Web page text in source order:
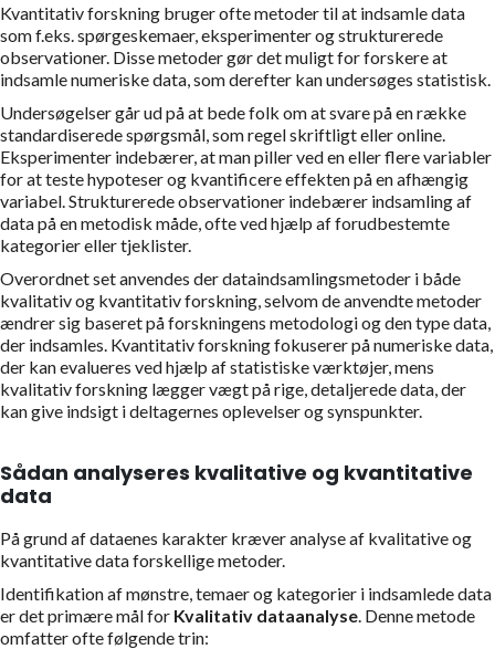
Kvantitativ forskning bruger ofte metoder til at indsamle data
som f.eks. spørgeskemaer, eksperimenter og strukturerede
observationer. Disse metoder gør det muligt for forskere at
indsamle numeriske data, som derefter kan undersøges statistisk.
Undersøgelser går ud på at bede folk om at svare på en række
standardiserede spørgsmål, som regel skriftligt eller online.
Eksperimenter indebærer, at man piller ved en eller flere variabler
for at teste hypoteser og kvantificere effekten på en afhængig
variabel. Strukturerede observationer indebærer indsamling af
data på en metodisk måde, ofte ved hjælp af forudbestemte
kategorier eller tjeklister.
Overordnet set anvendes der dataindsamlingsmetoder i både
kvalitativ og kvantitativ forskning, selvom de anvendte metoder
ændrer sig baseret på forskningens metodologi og den type data,
der indsamles. Kvantitativ forskning fokuserer på numeriske data,
der kan evalueres ved hjælp af statistiske værktøjer, mens
kvalitativ forskning lægger vægt på rige, detaljerede data, der
kan give indsigt i deltagernes oplevelser og synspunkter.
Sådan analyseres kvalitative og kvantitative
data
På grund af dataenes karakter kræver analyse af kvalitative og
kvantitative data forskellige metoder.
Identifikation af mønstre, temaer og kategorier i indsamlede data
er det primære mål for Kvalitativ dataanalyse. Denne metode
omfatter ofte følgende trin: